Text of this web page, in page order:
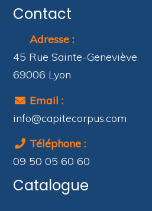
Contact
Adresse :
45 Rue Sainte-Geneviève
69006 Lyon
Email :
info@capitecorpus.com
Téléphone :
09 50 05 60 60
Catalogue